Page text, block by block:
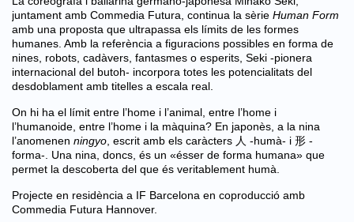
juntament amb Commedia Futura, continua la sèrie Human Form
amb una proposta que ultrapassa els límits de les formes
humanes. Amb la referència a figuracions possibles en forma de
nines, robots, cadàvers, fantasmes o esperits, Seki -pionera
internacional del butoh- incorpora totes les potencialitats del
desdoblament amb titelles a escala real.
On hi ha el límit entre l’home i l’animal, entre l’home i
l’humanoide, entre l’home i la màquina? En japonès, a la nina
l’anomenen ningyo , escrit amb els caràcters 人 -humà- i 形 -
forma-. Una nina, doncs, és un «ésser de forma humana» que
permet la descoberta del que és veritablement humà.
Projecte en residència a IF Barcelona en coproducció amb
Commedia Futura Hannover.